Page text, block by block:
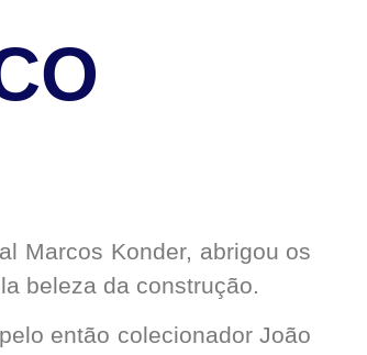
Marcos Konder, abrigou os
beleza da construção.
então colecionador João